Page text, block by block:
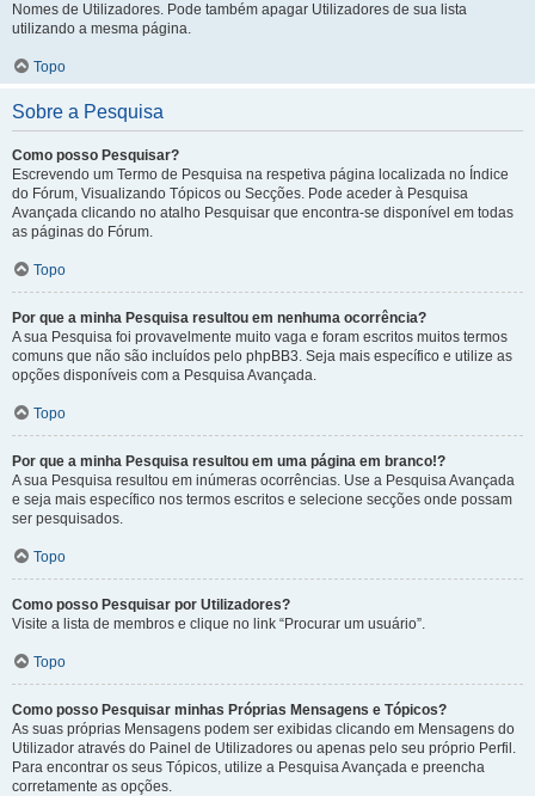
Nomes de Utilizadores. Pode também apagar Utilizadores de sua lista
utilizando a mesma página.
Topo
Sobre a Pesquisa
Como posso Pesquisar?
Escrevendo um Termo de Pesquisa na respetiva página localizada no Índice
do Fórum, Visualizando Tópicos ou Secções. Pode aceder à Pesquisa
Avançada clicando no atalho Pesquisar que encontra-se disponível em todas
as páginas do Fórum.
Topo
Por que a minha Pesquisa resultou em nenhuma ocorrência?
A sua Pesquisa foi provavelmente muito vaga e foram escritos muitos termos
comuns que não são incluídos pelo phpBB3. Seja mais específico e utilize as
opções disponíveis com a Pesquisa Avançada.
Topo
Por que a minha Pesquisa resultou em uma página em branco!?
A sua Pesquisa resultou em inúmeras ocorrências. Use a Pesquisa Avançada
e seja mais específico nos termos escritos e selecione secções onde possam
ser pesquisados.
Topo
Como posso Pesquisar por Utilizadores?
Visite a lista de membros e clique no link “Procurar um usuário”.
Topo
Como posso Pesquisar minhas Próprias Mensagens e Tópicos?
As suas próprias Mensagens podem ser exibidas clicando em Mensagens do
Utilizador através do Painel de Utilizadores ou apenas pelo seu próprio Perfil.
Para encontrar os seus Tópicos, utilize a Pesquisa Avançada e preencha
corretamente as opções.